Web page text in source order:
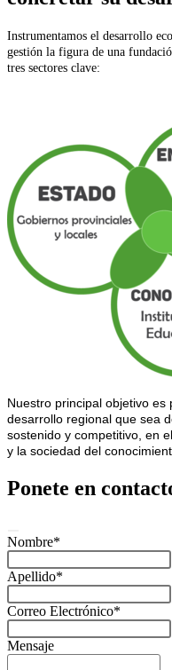
Instrumentamos el desarrollo
gestión la figura de una
tres sectores clave:
Nuestro principal objetivo
desarrollo regional que sea
sostenido y competitivo, en
y la sociedad del
Ponete en
Nombre*
Apellido*
Correo Electrónico*
Mensaje